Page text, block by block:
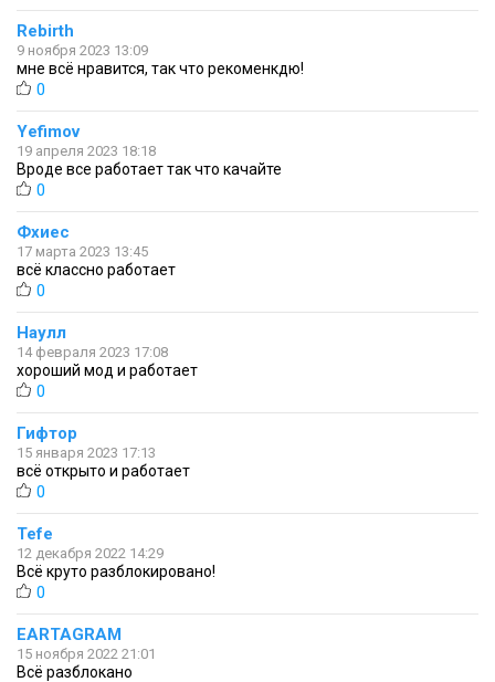
Rebirth
9 ноября 2023 13:09
мне всё нравится, так что рекоменкдю!
0
Yefimov
19 апреля 2023 18:18
Вроде все работает так что качайте
0
Фхиес
17 марта 2023 13:45
всё классно работает
0
Наулл
14 февраля 2023 17:08
хороший мод и работает
0
Гифтор
15 января 2023 17:13
всё открыто и работает
0
Tefe
12 декабря 2022 14:29
Всё круто разблокировано!
0
EARTAGRAM
15 ноября 2022 21:01
Всё разблокано